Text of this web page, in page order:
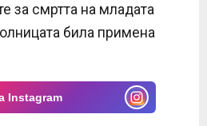
за смртта на младата
била примена
Instagram